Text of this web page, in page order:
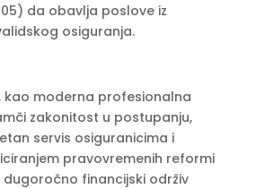
05) da obavlja poslove iz
osiguranja.
kao moderna profesionalna
zakonitost u postupanju,
servis osiguranicima i
pravovremenih reformi
financijski održiv